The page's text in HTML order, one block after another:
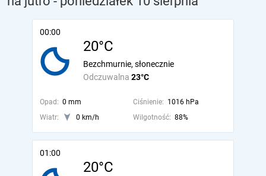
00:00
20°C
Odczuwalna 23°C
Bezchmurnie, słonecznie
Opad: 0 mm Ciśnienie: 1016 hPa
Wiatr:
0 km/h Wilgotność: 88%
01:00
20°C